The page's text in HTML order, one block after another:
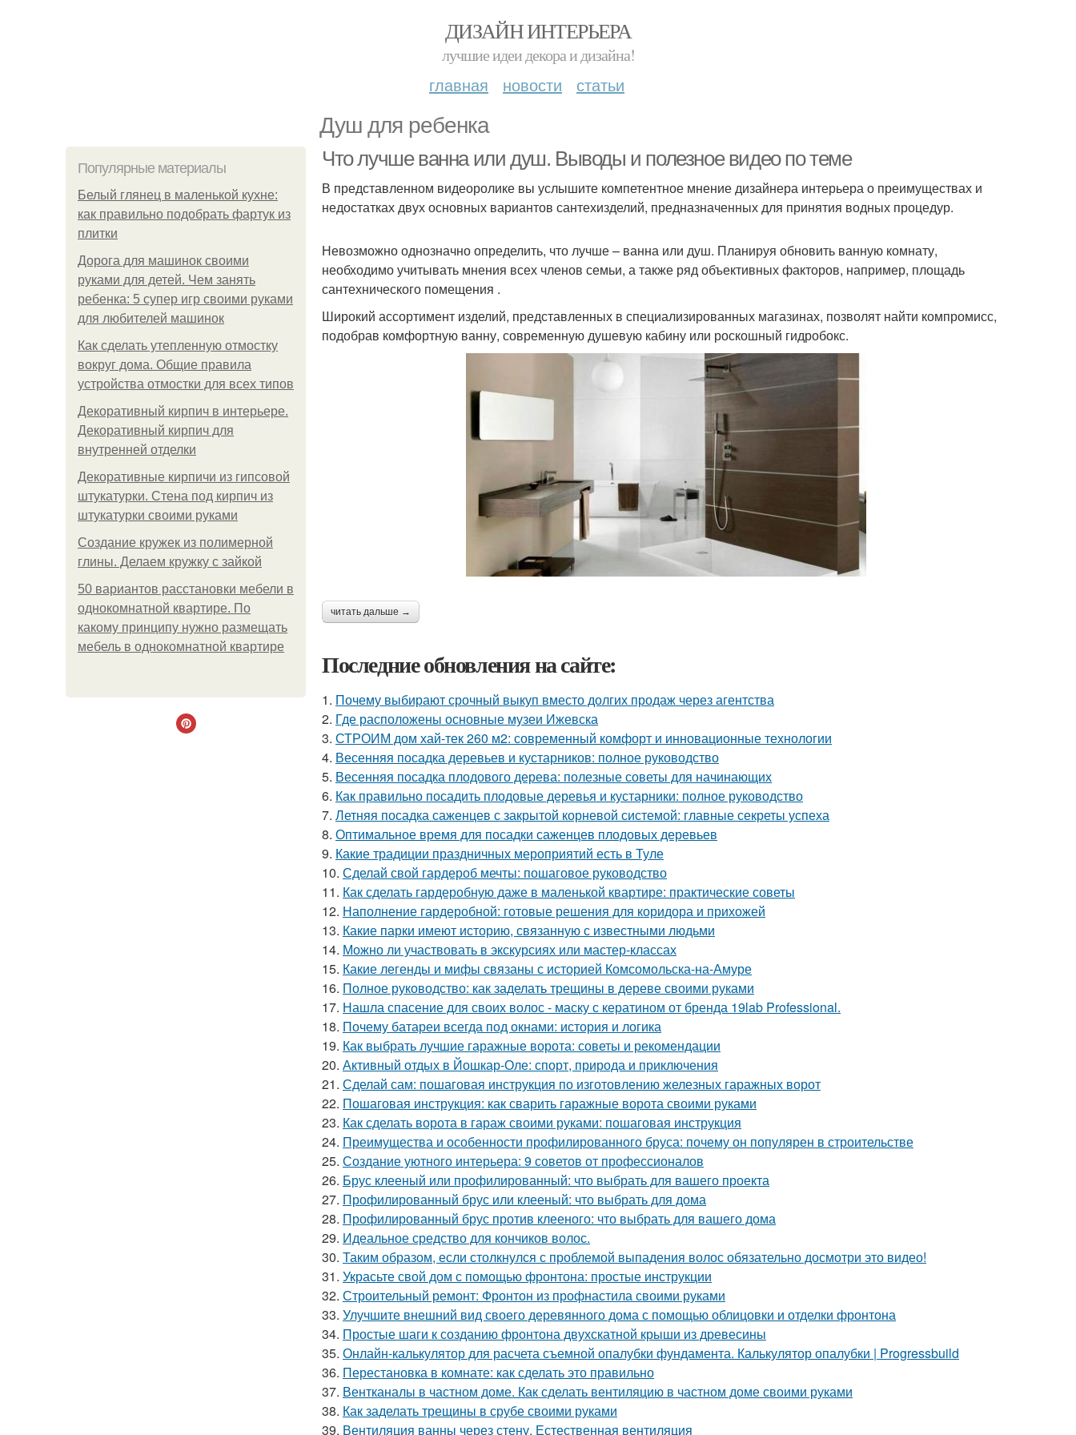
ДИЗАЙН ИНТЕРЬЕРА
лучшие идеи декора и дизайна!
главная новости статьи
Душ для ребенка
Популярные материалы
Белый глянец в маленькой кухне:
как правильно подобрать фартук из
плитки
Дорога для машинок своими
руками для детей. Чем занять
ребенка: 5 супер игр своими руками
для любителей машинок
Как сделать утепленную отмостку
вокруг дома. Общие правила
устройства отмостки для всех типов
Декоративный кирпич в интерьере.
Декоративный кирпич для
внутренней отделки
Декоративные кирпичи из гипсовой
штукатурки. Стена под кирпич из
штукатурки своими руками
Создание кружек из полимерной
глины. Делаем кружку с зайкой
50 вариантов расстановки мебели в
однокомнатной квартире. По
какому принципу нужно размещать
мебель в однокомнатной квартире
Что лучше ванна или душ. Выводы и полезное видео по теме
В представленном видеоролике вы услышите компетентное мнение дизайнера интерьера о преимуществах и
недостатках двух основных вариантов сантехизделий, предназначенных для принятия водных процедур.
Невозможно однозначно определить, что лучше – ванна или душ. Планируя обновить ванную комнату,
необходимо учитывать мнения всех членов семьи, а также ряд объективных факторов, например, площадь
сантехнического помещения .
Широкий ассортимент изделий, представленных в специализированных магазинах, позволят найти компромисс,
подобрав комфортную ванну, современную душевую кабину или роскошный гидробокс.
читать дальше →
Последние обновления на сайте:
1. Почему выбирают срочный выкуп вместо долгих продаж через агентства
2. Где расположены основные музеи Ижевска
3. СТРОИМ дом хай-тек 260 м2: современный комфорт и инновационные технологии
4. Весенняя посадка деревьев и кустарников: полное руководство
5. Весенняя посадка плодового дерева: полезные советы для начинающих
6. Как правильно посадить плодовые деревья и кустарники: полное руководство
7. Летняя посадка саженцев с закрытой корневой системой: главные секреты успеха
8. Оптимальное время для посадки саженцев плодовых деревьев
9. Какие традиции праздничных мероприятий есть в Туле
10. Сделай свой гардероб мечты: пошаговое руководство
11. Как сделать гардеробную даже в маленькой квартире: практические советы
12. Наполнение гардеробной: готовые решения для коридора и прихожей
13. Какие парки имеют историю, связанную с известными людьми
14. Можно ли участвовать в экскурсиях или мастер-классах
15. Какие легенды и мифы связаны с историей Комсомольска-на-Амуре
16. Полное руководство: как заделать трещины в дереве своими руками
17. Нашла спасение для своих волос - маску с кератином от бренда 19lab Professional.
18. Почему батареи всегда под окнами: история и логика
19. Как выбрать лучшие гаражные ворота: советы и рекомендации
20. Активный отдых в Йошкар-Оле: спорт, природа и приключения
21. Сделай сам: пошаговая инструкция по изготовлению железных гаражных ворот
22. Пошаговая инструкция: как сварить гаражные ворота своими руками
23. Как сделать ворота в гараж своими руками: пошаговая инструкция
24. Преимущества и особенности профилированного бруса: почему он популярен в строительстве
25. Создание уютного интерьера: 9 советов от профессионалов
26. Брус клееный или профилированный: что выбрать для вашего проекта
27. Профилированный брус или клееный: что выбрать для дома
28. Профилированный брус против клееного: что выбрать для вашего дома
29. Идеальное средство для кончиков волос.
30. Таким образом, если столкнулся с проблемой выпадения волос обязательно досмотри это видео!
31. Украсьте свой дом с помощью фронтона: простые инструкции
32. Строительный ремонт: Фронтон из профнастила своими руками
33. Улучшите внешний вид своего деревянного дома с помощью облицовки и отделки фронтона
34. Простые шаги к созданию фронтона двухскатной крыши из древесины
35. Онлайн-калькулятор для расчета съемной опалубки фундамента. Калькулятор опалубки | Progressbuild
36. Перестановка в комнате: как сделать это правильно
37. Вентканалы в частном доме. Как сделать вентиляцию в частном доме своими руками
38. Как заделать трещины в срубе своими руками
39. Вентиляция ванны через стену. Естественная вентиляция